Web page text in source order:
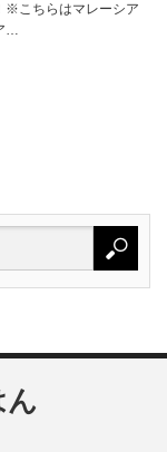
※こちらはマレーシア
…